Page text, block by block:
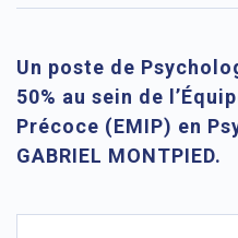
Un poste de
50% au sein de
Précoce (EMIP) en
GABRIEL MONTPIED.